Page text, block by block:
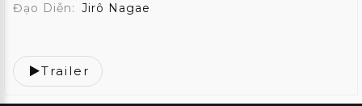
Đạo Diễn: Jirô Nagae
Trailer